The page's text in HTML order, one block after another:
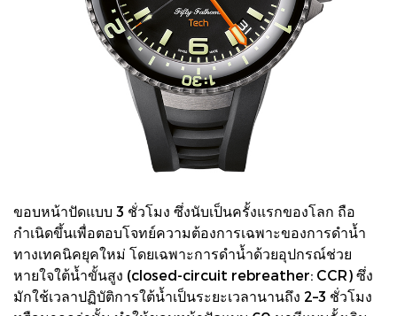
ขอบหน้าปัดแบบ 3 ชั่วโมง ซึ่งนับเป็นครั้งแรกของโลก ถือ
กำเนิดขึ้นเพื่อตอบโจทย์ความต้องการเฉพาะของการดำน้ำ
ทางเทคนิคยุคใหม่ โดยเฉพาะการดำน้ำด้วยอุปกรณ์ช่วย
หายใจใต้น้ำขั้นสูง (closed-circuit rebreather: CCR) ซึ่ง
มักใช้เวลาปฏิบัติการใต้น้ำเป็นระยะเวลานานถึง 2–3 ชั่วโมง